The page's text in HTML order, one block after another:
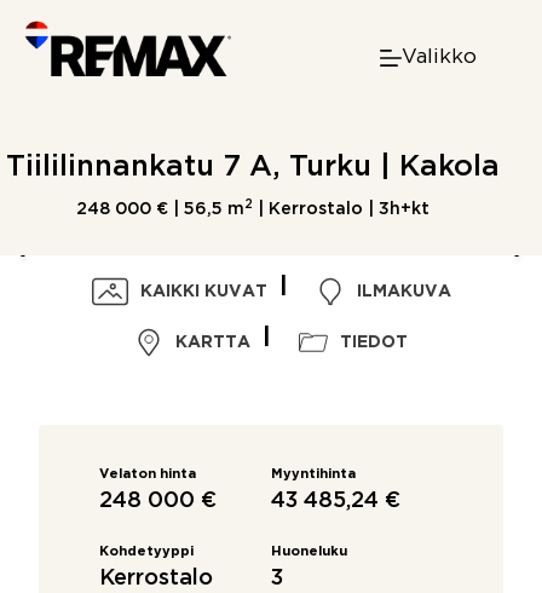
content
Valikko
Tiililinnankatu 7 A, Turku | Kakola
248 000 € | 56,5 m 2 | Kerrostalo | 3h+kt
KAIKKI KUVAT ILMAKUVA
KARTTA TIEDOT
Velaton hinta
248 000 €
Myyntihinta
43 485,24 €
Kohdetyyppi
Kerrostalo
Huoneluku
3